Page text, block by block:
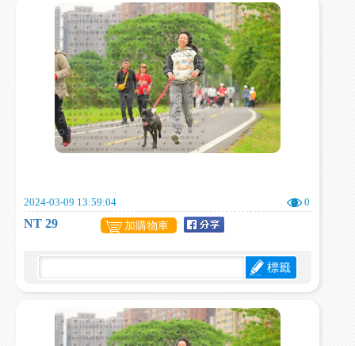
2024-03-09 13:59:04 0
NT 29 加購物車
標籤